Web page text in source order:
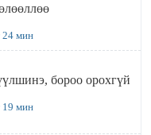
24 мин
бороо орохгүй
19 мин